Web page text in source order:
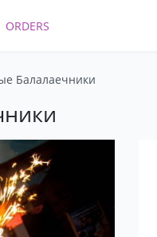
ORDERS
Балалаечники